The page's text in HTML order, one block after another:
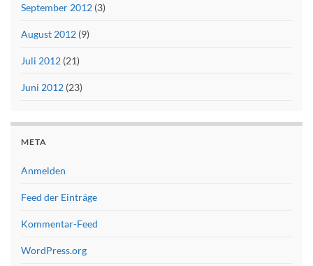
September 2012 (3)
August 2012 (9)
Juli 2012 (21)
Juni 2012 (23)
META
Anmelden
Feed der Einträge
Kommentar-Feed
WordPress.org